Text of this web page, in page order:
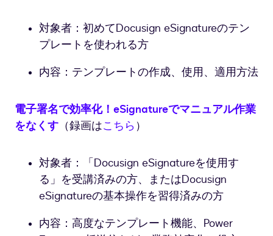
対象者：初めてDocusign eSignatureのテン
プレートを使われる方
内容：テンプレートの作成、使用、適用方法
電子署名で効率化！eSignatureでマニュアル作業
をなくす （録画はこちら ）
対象者：「Docusign eSignatureを使用す
る」を受講済みの方、またはDocusign
eSignatureの基本操作を習得済みの方
内容：高度なテンプレート機能、Power